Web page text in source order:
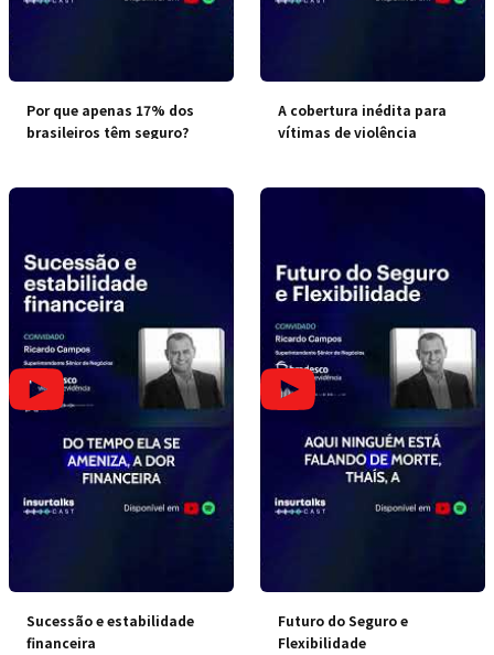
Por que apenas 17% dos
brasileiros têm seguro?
A cobertura inédita para
vítimas de violência
Sucessão e estabilidade
financeira
Futuro do Seguro e
Flexibilidade